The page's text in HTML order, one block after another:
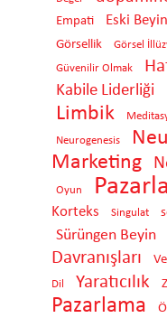
Empati Eski Beyin
Görsellik Görsel
Güvenilir Olmak
Kabile Liderliği
Limbik
Neurogenesis
Marketing
Oyun
Korteks
Singulat
Sürüngen Beyin
Davranışları
Dil Yaratıcılık
Pazarlama